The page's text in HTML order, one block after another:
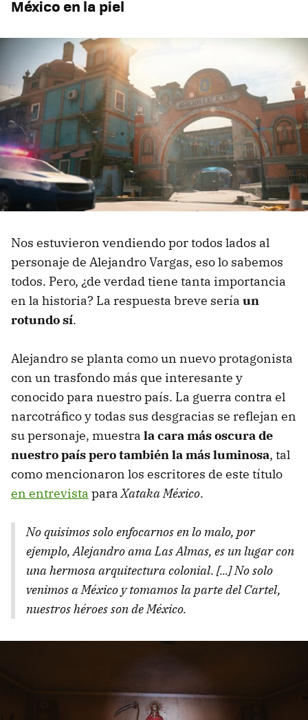
México en la piel
Nos estuvieron vendiendo por todos lados al
personaje de Alejandro Vargas, eso lo sabemos
todos. Pero, ¿de verdad tiene tanta importancia
en la historia? La respuesta breve sería un
rotundo sí.
Alejandro se planta como un nuevo protagonista
con un trasfondo más que interesante y
conocido para nuestro país. La guerra contra el
narcotráfico y todas sus desgracias se reflejan en
su personaje, muestra la cara más oscura de
nuestro país pero también la más luminosa, tal
como mencionaron los escritores de este título
en entrevista paraXataka México.
No quisimos solo enfocarnos en lo malo, por
ejemplo, Alejandro ama Las Almas, es un lugar con
una hermosa arquitectura colonial. [...] No solo
venimos a México y tomamos la parte del Cartel,
nuestros héroes son de México.